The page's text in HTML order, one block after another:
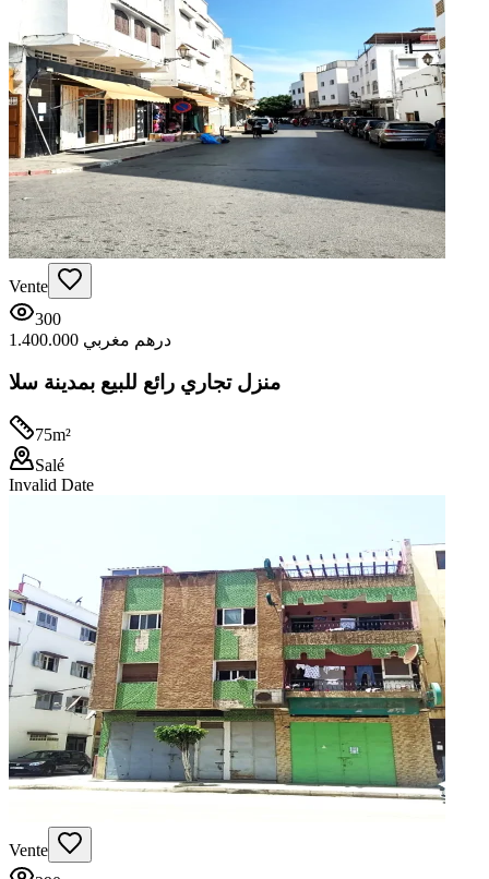
Vente
300
1.400.000 درهم مغربي
منزل تجاري رائع للبيع بمدينة سلا
75m²
Salé
Invalid Date
Vente